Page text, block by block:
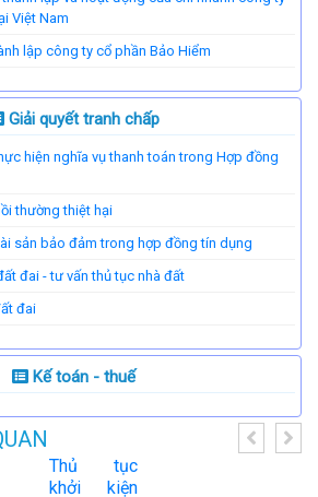
Việt Nam
lập công ty cổ phần Bảo Hiểm
Giải quyết tranh chấp
hiện nghĩa vụ thanh toán trong Hợp đồng
thường thiệt hại
sản bảo đảm trong hợp đồng tín dụng
đai - tư vấn thủ tục nhà đất
đai
Kế toán - thuế
Thủ tục
khởi kiện